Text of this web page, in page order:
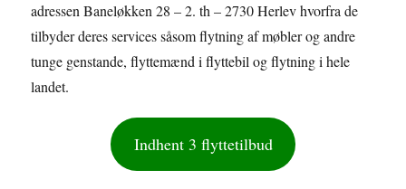
adressen Baneløkken 28 – 2. th – 2730 Herlev hvorfra de
tilbyder deres services såsom flytning af møbler og andre
tunge genstande, flyttemænd i flyttebil og flytning i hele
landet.
Indhent 3 flyttetilbud